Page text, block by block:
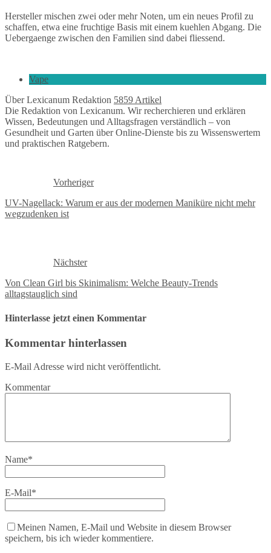
Hersteller mischen zwei oder mehr Noten, um ein neues Profil zu
schaffen, etwa eine fruchtige Basis mit einem kuehlen Abgang. Die
Uebergaenge zwischen den Familien sind dabei fliessend.
Vape
Über Lexicanum Redaktion 5859 Artikel
Die Redaktion von Lexicanum. Wir recherchieren und erklären
Wissen, Bedeutungen und Alltagsfragen verständlich – von
Gesundheit und Garten über Online-Dienste bis zu Wissenswertem
und praktischen Ratgebern.
Vorheriger
UV-Nagellack: Warum er aus der modernen Maniküre nicht mehr
wegzudenken ist
Nächster
Von Clean Girl bis Skinimalism: Welche Beauty-Trends
alltagstauglich sind
Hinterlasse jetzt einen Kommentar
Kommentar hinterlassen
E-Mail Adresse wird nicht veröffentlicht.
Kommentar
Name*
E-Mail*
Meinen Namen, E-Mail und Website in diesem Browser
speichern, bis ich wieder kommentiere.